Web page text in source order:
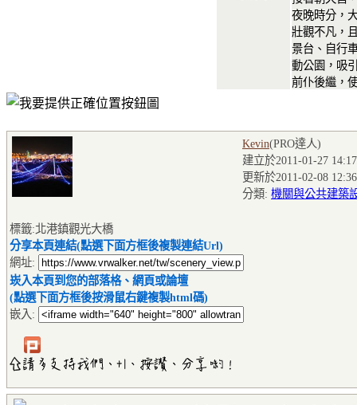
夜晚時分，
壯觀不凡，
景台、自行
動公園，吸
前仆後繼，
Kevin(PRO達人)
建立於2011-01-27
更新於2011-02-08
分類: 機關與公共建築
標籤:北港鎮觀光大橋
分享本頁連結(點選下面方框後複製連結Url)
網址:
崁入本頁到您的部落格、網頁或論壇
(點選下面方框後按滑鼠右鍵複製html碼)
嵌入: